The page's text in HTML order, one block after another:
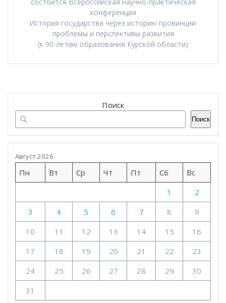
конференция
История государства через историю провинции:
проблемы и перспективы развития
(к 90-летию образования Курской области)
Поиск
Поиск
Август 2026
Пн Вт Ср Чт Пт Сб
Вс
1
2
3
4 5 6 7 8
9
10
11 12 13 14 15
16
17
18 19 20 21 22
23
24
25 26 27 28 29
30
31